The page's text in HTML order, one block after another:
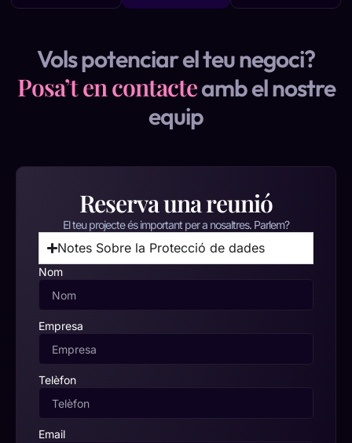
Vols potenciar el teu negoci?
Posa’t en contacteamb el nostre
equip
Reserva una reunió
El teu projecte és important per a nosaltres. Parlem?
Notes Sobre la Protecció de dades
Nom
Empresa
Telèfon
Email